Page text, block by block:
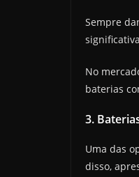
Sempre
No
baterias
3.
Uma das
disso,